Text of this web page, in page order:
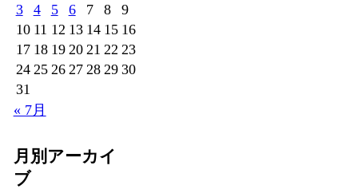
3
4 5 6 7 8
9
10 11 12 13 14 15 16
17 18 19 20 21 22 23
24 25 26 27 28 29 30
31
« 7月
月別アーカイ
ブ